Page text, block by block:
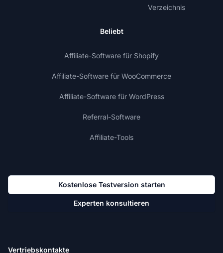
Verzeichnis
Beliebt
Affiliate-Software für Shopify
Affiliate-Software für WooCommerce
Affiliate-Software für WordPress
Referral-Software
Affiliate-Tools
Kostenlose Testversion starten
Experten konsultieren
Vertriebskontakte